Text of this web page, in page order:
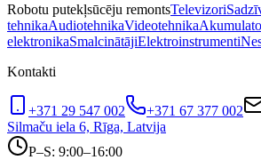
Robotu putekļsūcēju remontsTelevizori
tehnikaAudiotehnikaVideotehnika
elektronikaSmalcinātājiElektroinstrumenti
Kontakti
+371 29 547 002 +371 67 377 002
Silmaču iela 6, Rīga, Latvija
P–S: 9:00–16:00